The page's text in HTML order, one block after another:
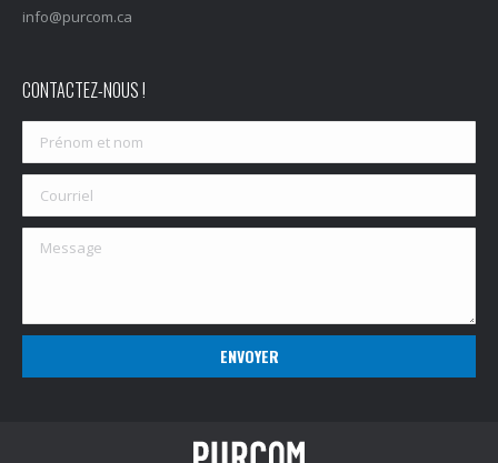
info@purcom.ca
CONTACTEZ-NOUS !